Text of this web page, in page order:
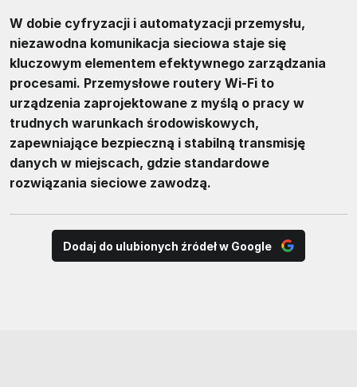
W dobie cyfryzacji i automatyzacji przemysłu,
niezawodna komunikacja sieciowa staje się
kluczowym elementem efektywnego zarządzania
procesami. Przemysłowe routery Wi-Fi to
urządzenia zaprojektowane z myślą o pracy w
trudnych warunkach środowiskowych,
zapewniające bezpieczną i stabilną transmisję
danych w miejscach, gdzie standardowe
rozwiązania sieciowe zawodzą.
Dodaj do ulubionych źródeł w Google